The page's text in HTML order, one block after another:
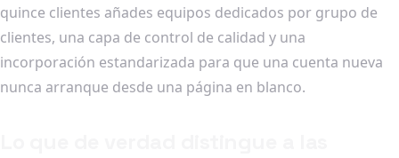
quince clientes añades equipos dedicados por grupo de
clientes, una capa de control de calidad y una
incorporación estandarizada para que una cuenta nueva
nunca arranque desde una página en blanco.